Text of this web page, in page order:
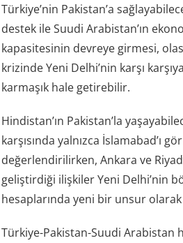
Türkiye’nin Pakistan’a
destek ile Suudi Arabistan’ın
kapasitesinin devreye girmesi,
krizinde Yeni Delhi’nin karşı
karmaşık hale getirebilir.
Hindistan’ın Pakistan’la
karşısında yalnızca İslamabad’ı
değerlendirilirken, Ankara ve
geliştirdiği ilişkiler Yeni Delhi’nin
hesaplarında yeni bir unsur olarak
Türkiye-Pakistan-Suudi Arabistan